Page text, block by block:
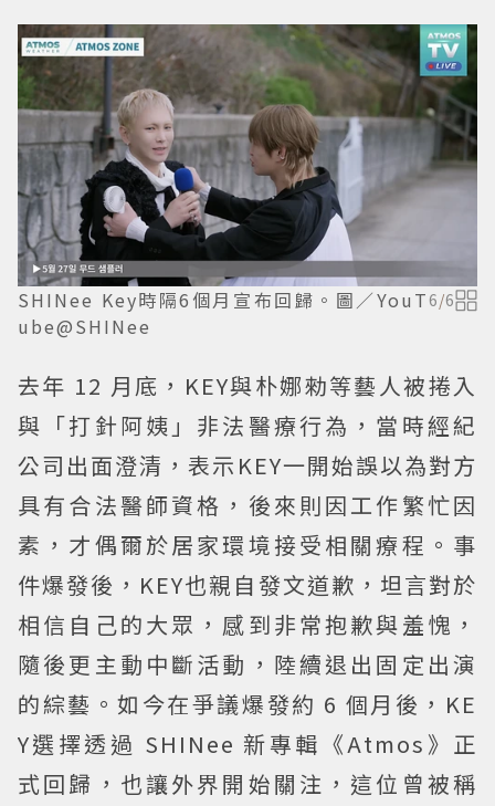
SHINee Key時隔6個月宣布回歸。圖／YouT
ube@SHINee
6/6
去年 12 月底，KEY與朴娜勑等藝人被捲入
與「打針阿姨」非法醫療行為，當時經紀
公司出面澄清，表示KEY一開始誤以為對方
具有合法醫師資格，後來則因工作繁忙因
素，才偶爾於居家環境接受相關療程。事
件爆發後，KEY也親自發文道歉，坦言對於
相信自己的大眾，感到非常抱歉與羞愧，
隨後更主動中斷活動，陸續退出固定出演
的綜藝。如今在爭議爆發約 6 個月後，KE
Y選擇透過 SHINee 新專輯《Atmos》正
式回歸，也讓外界開始關注，這位曾被稱